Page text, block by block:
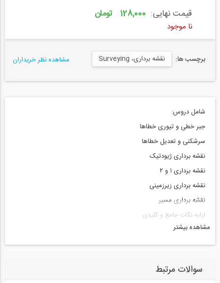
قیمت نهایی: 128,000 تومان
نا موجود
برچسب ها: نقشه‌ برداری، Surveying مشاهده نظر خریداران
شامل دروس:
جبر خطی و تیوری خطاها
سرشکنی و تعدیل خطاها
نقشه برداری ژیودتیک
نقشه برداری ۱ و ۲
نقشه برداری زیرزمینی
نقشه برداری مسیر
ارایه نکات جامع و کلیدی
تست های طبقه بندی شده با پاسخ تشریحی
کارشناسی به کارشناسی ارشد
کاردانی به کارشناسی
مشاهده بیشتر
سوالات مرتبط